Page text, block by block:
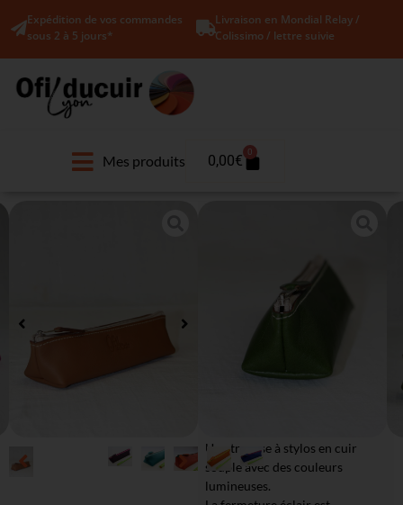
Expédition de vos commandes
sous 2 à 5 jours*
Livraison en Mondial Relay /
Colissimo / lettre suivie
Mes produits 0,00€
0
stylos en cuir
Accessoires de
Trousses
stylos en cuir
basé sur
notations
Une trousse à stylos en cuir
souple avec des couleurs
lumineuses.